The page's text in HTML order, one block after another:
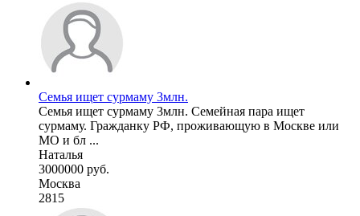
Семья ищет сурмаму 3млн.
Семья ищет сурмаму 3млн. Семейная пара ищет
сурмаму. Гражданку РФ, проживающую в Москве или
МО и бл ...
Наталья
3000000 руб.
Москва
2815